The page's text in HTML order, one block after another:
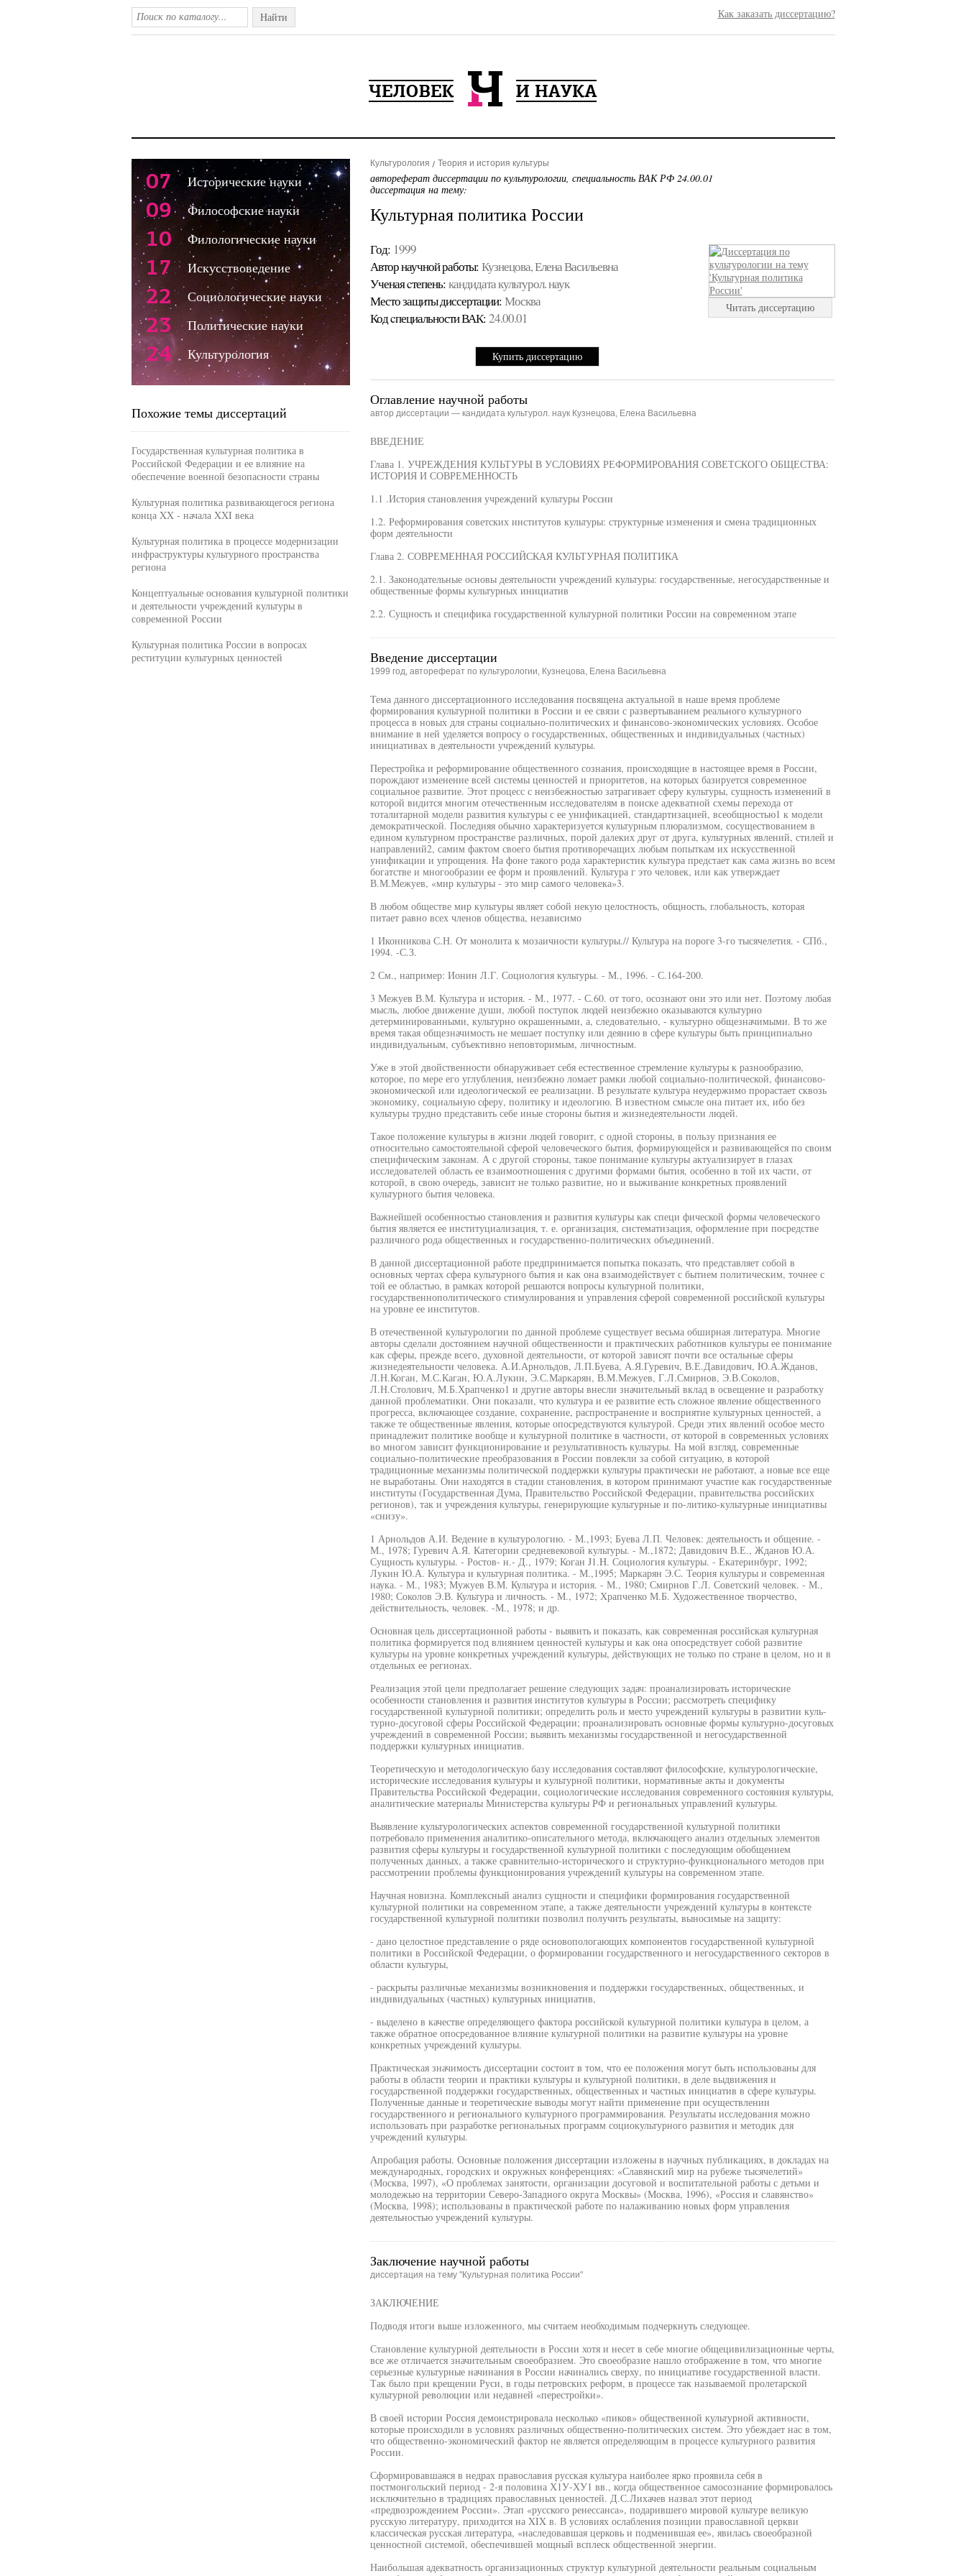
Найти Как заказать диссертацию?
Культурология Теория и история культуры
автореферат диссертации по культурологии, специальность ВАК РФ 24.00.01
диссертация на тему:
Культурная политика России
Год: 1999
Автор научной работы: Кузнецова, Елена Васильевна
Ученая cтепень: кандидата культурол. наук
Место защиты диссертации: Москва
Код cпециальности ВАК: 24.00.01
Купить диссертацию
Читать диссертацию
Оглавление научной работы
автор диссертации — кандидата культурол. наук Кузнецова, Елена Васильевна
ВВЕДЕНИЕ
Глава 1. УЧРЕЖДЕНИЯ КУЛЬТУРЫ В УСЛОВИЯХ РЕФОРМИРОВАНИЯ СОВЕТСКОГО ОБЩЕСТВА:
ИСТОРИЯ И СОВРЕМЕННОСТЬ
1.1 .История становления учреждений культуры России
1.2. Реформирования советских институтов культуры: структурные изменения и смена традиционных
форм деятельности
Глава 2. СОВРЕМЕННАЯ РОССИЙСКАЯ КУЛЬТУРНАЯ ПОЛИТИКА
2.1. Законодательные основы деятельности учреждений культуры: государственные, негосударственные и
общественные формы культурных инициатив
2.2. Сущность и специфика государственной культурной политики России на современном этапе
Введение диссертации
1999 год, автореферат по культурологии, Кузнецова, Елена Васильевна
Тема данного диссертационного исследования посвящена актуальной в наше время проблеме
формирования культурной политики в России и ее связи с развертыванием реального культурного
процесса в новых для страны социально-политических и финансово-экономических условиях. Особое
внимание в ней уделяется вопросу о государственных, общественных и индивидуальных (частных)
инициативах в деятельности учреждений культуры.
Перестройка и реформирование общественного сознания, происходящие в настоящее время в России,
порождают изменение всей системы ценностей и приоритетов, на которых базируется современное
социальное развитие. Этот процесс с неизбежностью затрагивает сферу культуры, сущность изменений в
которой видится многим отечественным исследователям в поиске адекватной схемы перехода от
тоталитарной модели развития культуры с ее унификацией, стандартизацией, всеобщностью1 к модели
демократической. Последняя обычно характеризуется культурным плюрализмом, сосуществованием в
едином культурном пространстве различных, порой далеких друг от друга, культурных явлений, стилей и
направлений2, самим фактом своего бытия противоречащих любым попыткам их искусственной
унификации и упрощения. На фоне такого рода характеристик культура предстает как сама жизнь во всем
богатстве и многообразии ее форм и проявлений. Культура г это человек, или как утверждает
В.М.Межуев, «мир культуры - это мир самого человека»3.
В любом обществе мир культуры являет собой некую целостность, общность, глобальность, которая
питает равно всех членов общества, независимо
1 Иконникова С.Н. От монолита к мозаичности культуры.// Культура на пороге 3-го тысячелетия. - СПб.,
1994. -С.З.
2 См., например: Ионин Л.Г. Социология культуры. - М., 1996. - С.164-200.
3 Межуев В.М. Культура и история. - М., 1977. - С.60. от того, осознают они это или нет. Поэтому любая
мысль, любое движение души, любой поступок людей неизбежно оказываются культурно
детерминированными, культурно окрашенными, а, следовательно, - культурно общезначимыми. В то же
время такая общезначимость не мешает поступку или деянию в сфере культуры быть принципиально
индивидуальным, субъективно неповторимым, личностным.
Уже в этой двойственности обнаруживает себя естественное стремление культуры к разнообразию,
которое, по мере его углубления, неизбежно ломает рамки любой социально-политической, финансово-
экономической или идеологической ее реализации. В результате культура неудержимо прорастает сквозь
экономику, социальную сферу, политику и идеологию. В известном смысле она питает их, ибо без
культуры трудно представить себе иные стороны бытия и жизнедеятельности людей.
Такое положение культуры в жизни людей говорит, с одной стороны, в пользу признания ее
относительно самостоятельной сферой человеческого бытия, формирующейся и развивающейся по своим
специфическим законам. А с другой стороны, такое понимание культуры актуализирует в глазах
исследователей область ее взаимоотношения с другими формами бытия, особенно в той их части, от
которой, в свою очередь, зависит не только развитие, но и выживание конкретных проявлений
культурного бытия человека.
Важнейшей особенностью становления и развития культуры как специ фической формы человеческого
бытия является ее институциализация, т. е. организация, систематизация, оформление при посредстве
различного рода общественных и государственно-политических объединений.
В данной диссертационной работе предпринимается попытка показать, что представляет собой в
основных чертах сфера культурного бытия и как она взаимодействует с бытием политическим, точнее с
той ее областью, в рамках которой решаются вопросы культурной политики,
государственнополитического стимулирования и управления сферой современной российской культуры
на уровне ее институтов.
В отечественной культурологии по данной проблеме существует весьма обширная литература. Многие
авторы сделали достоянием научной общественности и практических работников культуры ее понимание
как сферы, прежде всего, духовной деятельности, от которой зависят почти все остальные сферы
жизнедеятельности человека. А.И.Арнольдов, Л.П.Буева, А.Я.Гуревич, В.Е.Давидович, Ю.А.Жданов,
Л.Н.Коган, М.С.Каган, Ю.А.Лукин, Э.С.Маркарян, В.М.Межуев, Г.Л.Смирнов, Э.В.Соколов,
Л.Н.Столович, М.Б.Храпченко1 и другие авторы внесли значительный вклад в освещение и разработку
данной проблематики. Они показали, что культура и ее развитие есть сложное явление общественного
прогресса, включающее создание, сохранение, распространение и восприятие культурных ценностей, а
также те общественные явления, которые опосредствуются культурой. Среди этих явлений особое место
принадлежит политике вообще и культурной политике в частности, от которой в современных условиях
во многом зависит функционирование и результативность культуры. На мой взгляд, современные
социально-политические преобразования в России повлекли за собой ситуацию, в которой
традиционные механизмы политической поддержки культуры практически не работают, а новые все еще
не выработаны. Они находятся в стадии становления, в котором принимают участие как государственные
институты (Государственная Дума, Правительство Российской Федерации, правительства российских
регионов), так и учреждения культуры, генерирующие культурные и по-литико-культурные инициативы
«снизу».
1 Арнольдов А.И. Ведение в культурологию. - М.,1993; Буева Л.П. Человек: деятельность и общение. -
М., 1978; Гуревич А.Я. Категории средневековой культуры. - М.,1872; Давидович В.Е., Жданов Ю.А.
Сущность культуры. - Ростов- н.- Д., 1979; Коган J1.H. Социология культуры. - Екатеринбург, 1992;
Лукин Ю.А. Культура и культурная политика. - М.,1995; Маркарян Э.С. Теория культуры и современная
наука. - М., 1983; Мужуев В.М. Культура и история. - М., 1980; Смирнов Г.Л. Советский человек. - М.,
1980; Соколов Э.В. Культура и личность. - М., 1972; Храпченко М.Б. Художественное творчество,
действительность, человек. -М., 1978; и др.
Основная цель диссертационной работы - выявить и показать, как современная российская культурная
политика формируется под влиянием ценностей культуры и как она опосредствует собой развитие
культуры на уровне конкретных учреждений культуры, действующих не только по стране в целом, но и в
отдельных ее регионах.
Реализация этой цели предполагает решение следующих задач: проанализировать исторические
особенности становления и развития институтов культуры в России; рассмотреть специфику
государственной культурной политики; определить роль и место учреждений культуры в развитии куль-
турно-досуговой сферы Российской Федерации; проанализировать основные формы культурно-досуговых
учреждений в современной России; выявить механизмы государственной и негосударственной
поддержки культурных инициатив.
Теоретическую и методологическую базу исследования составляют философские, культурологические,
исторические исследования культуры и культурной политики, нормативные акты и документы
Правительства Российской Федерации, социологические исследования современного состояния культуры,
аналитические материалы Министерства культуры РФ и региональных управлений культуры.
Выявление культурологических аспектов современной государственной культурной политики
потребовало применения аналитико-описательного метода, включающего анализ отдельных элементов
развития сферы культуры и государственной культурной политики с последующим обобщением
полученных данных, а также сравнительно-исторического и структурно-функционального методов при
рассмотрении проблемы функционирования учреждений культуры на современном этапе.
Научная новизна. Комплексный анализ сущности и специфики формирования государственной
культурной политики на современном этапе, а также деятельности учреждений культуры в контексте
государственной культурной политики позволил получить результаты, выносимые на защиту:
- дано целостное представление о ряде основопологающих компонентов государственной культурной
политики в Российской Федерации, о формировании государственного и негосударственного секторов в
области культуры,
- раскрыты различные механизмы возникновения и поддержки государственных, общественных, и
индивидуальных (частных) культурных инициатив,
- выделено в качестве определяющего фактора российской культурной политики культура в целом, а
также обратное опосредованное влияние культурной политики на развитие культуры на уровне
конкретных учреждений культуры.
Практическая значимость диссертации состоит в том, что ее положения могут быть использованы для
работы в области теории и практики культуры и культурной политики, в деле выдвижения и
государственной поддержки государственных, общественных и частных инициатив в сфере культуры.
Полученные данные и теоретические выводы могут найти применение при осуществлении
государственного и регионального культурного программирования. Результаты исследования можно
использовать при разработке региональных программ социокультурного развития и методик для
учреждений культуры.
Апробация работы. Основные положения диссертации изложены в научных публикациях, в докладах на
международных, городских и окружных конференциях: «Славянский мир на рубеже тысячелетий»
(Москва, 1997), «О проблемах занятости, организации досуговой и воспитательной работы с детьми и
молодежью на территории Северо-Западного округа Москвы» (Москва, 1996), «Россия и славянство»
(Москва, 1998); использованы в практической работе по налаживанию новых форм управления
деятельностью учреждений культуры.
Заключение научной работы
диссертация на тему "Культурная политика России"
ЗАКЛЮЧЕНИЕ
Подводя итоги выше изложенного, мы считаем необходимым подчеркнуть следующее.
Становление культурной деятельности в России хотя и несет в себе многие общецивилизационные черты,
все же отличается значительным своеобразием. Это своеобразие нашло отображение в том, что многие
серьезные культурные начинания в России начинались сверху, по инициативе государственной власти.
Так было при крещении Руси, в годы петровских реформ, в процессе так называемой пролетарской
культурной революции или недавней «перестройки».
В своей истории Россия демонстрировала несколько «пиков» общественной культурной активности,
которые происходили в условиях различных общественно-политических систем. Это убеждает нас в том,
что общественно-экономический фактор не является определяющим в процессе культурного развития
России.
Сформировавшаяся в недрах православия русская культура наиболее ярко проявила себя в
постмонгольский период - 2-я половина Х1У-ХУ1 вв., когда общественное самосознание формировалось
исключительно в традициях православных ценностей. Д.С.Лихачев назвал этот период
«предвозрождением России». Этап «русского ренессанса», подарившего мировой культуре великую
русскую литературу, приходится на XIX в. В условиях ослабления позиции православной церкви
классическая русская литература, «наследовавшая церковь и подменившая ее», явилась своеобразной
ценностной системой, обеспечившей мощный всплеск общественной энергии.
Наибольшая адекватность организационных структур культурной деятельности реальным социальным
07 Исторические науки
09 Философские науки
10 Филологические науки
17 Искусствоведение
22 Социологические науки
23 Политические науки
24 Культурология
Похожие темы диссертаций
Государственная культурная политика в
Российской Федерации и ее влияние на
обеспечение военной безопасности страны
Культурная политика развивающегося региона
конца XX - начала XXI века
Культурная политика в процессе модернизации
инфраструктуры культурного пространства
региона
Концептуальные основания культурной политики
и деятельности учреждений культуры в
современной России
Культурная политика России в вопросах
реституции культурных ценностей